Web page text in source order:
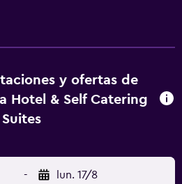
a nuestro acceso a Internet
las personas de negocios
Se ofrece servicio de
se indican más abajo en las
alojamiento (es posible que se
y ofertas de
Hotel & Self Catering
Suites
- lun. 17/8